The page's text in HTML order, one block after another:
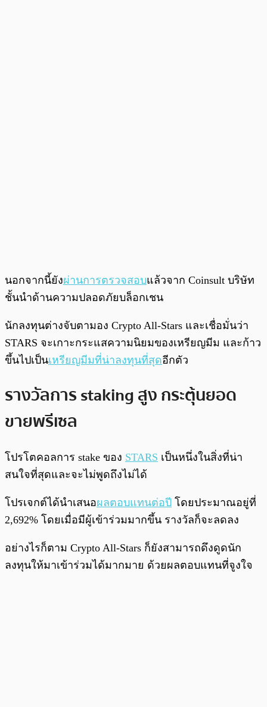
นอกจากนี้ยังผ่านการตรวจสอบแล้วจาก Coinsult บริษัท
ชั้นนำด้านความปลอดภัยบล็อกเชน
นักลงทุนต่างจับตามอง Crypto All-Stars และเชื่อมั่นว่า
STARS จะเกาะกระแสความนิยมของเหรียญมีม และก้าว
ขึ้นไปเป็นเหรียญมีมที่น่าลงทุนที่สุดอีกตัว
รางวัลการ staking สูง กระตุ้นยอด
ขายพรีเซล
โปรโตคอลการ stake ของ STARS เป็นหนึ่งในสิ่งที่น่า
สนใจที่สุดและจะไม่พูดถึงไม่ได้
โปรเจกต์ได้นำเสนอผลตอบแทนต่อปี โดยประมาณอยู่ที่
2,692% โดยเมื่อมีผู้เข้าร่วมมากขึ้น รางวัลก็จะลดลง
อย่างไรก็ตาม Crypto All-Stars ก็ยังสามารถดึงดูดนัก
ลงทุนให้มาเข้าร่วมได้มากมาย ด้วยผลตอบแทนที่จูงใจ